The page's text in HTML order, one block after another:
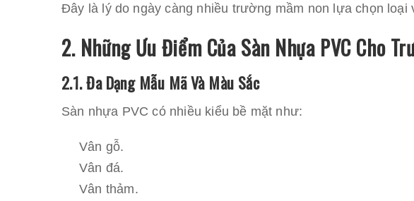
Đây là lý do ngày càng nhiều trường mầm non lựa chọn loại
2. Những Ưu Điểm Của Sàn Nhựa PVC Cho
2.1. Đa Dạng Mẫu Mã Và Màu Sắc
Sàn nhựa PVC có nhiều kiểu bề mặt như:
Vân gỗ.
Vân đá.
Vân thảm.